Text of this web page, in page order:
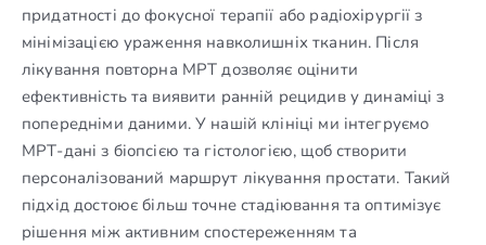
придатності до фокусної терапії або радіохірургії з
мінімізацією ураження навколишніх тканин. Після
лікування повторна МРТ дозволяє оцінити
ефективність та виявити ранній рецидив у динаміці з
попередніми даними. У нашій клініці ми інтегруємо
МРТ-дані з біопсією та гістологією, щоб створити
персоналізований маршрут лікування простати. Такий
підхід доcтоює більш точне стадіювання та оптимізує
рішення між активним спостереженням та